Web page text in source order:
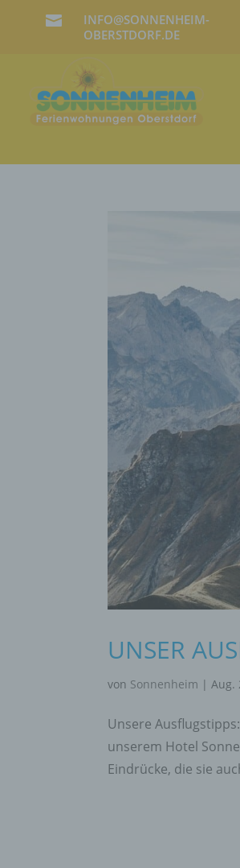

INFO@SONNENHEIM-
OBERSTDORF.DE
UNSER
von Sonnenheim |Aug.
Unsere
unserem Hotel
Eindrücke, die sie